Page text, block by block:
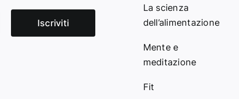
Iscriviti
La scienza
dell’alimentazione
Mente e
meditazione
Fit